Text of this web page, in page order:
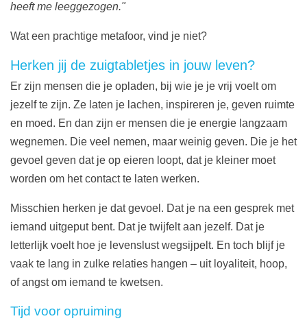
heeft me leeggezogen."
Wat een prachtige metafoor, vind je niet?
Herken jij de zuigtabletjes in jouw leven?
Er zijn mensen die je opladen, bij wie je je vrij voelt om
jezelf te zijn. Ze laten je lachen, inspireren je, geven ruimte
en moed. En dan zijn er mensen die je energie langzaam
wegnemen. Die veel nemen, maar weinig geven. Die je het
gevoel geven dat je op eieren loopt, dat je kleiner moet
worden om het contact te laten werken.
Misschien herken je dat gevoel. Dat je na een gesprek met
iemand uitgeput bent. Dat je twijfelt aan jezelf. Dat je
letterlijk voelt hoe je levenslust wegsijpelt. En toch blijf je
vaak te lang in zulke relaties hangen – uit loyaliteit, hoop,
of angst om iemand te kwetsen.
Tijd voor opruiming